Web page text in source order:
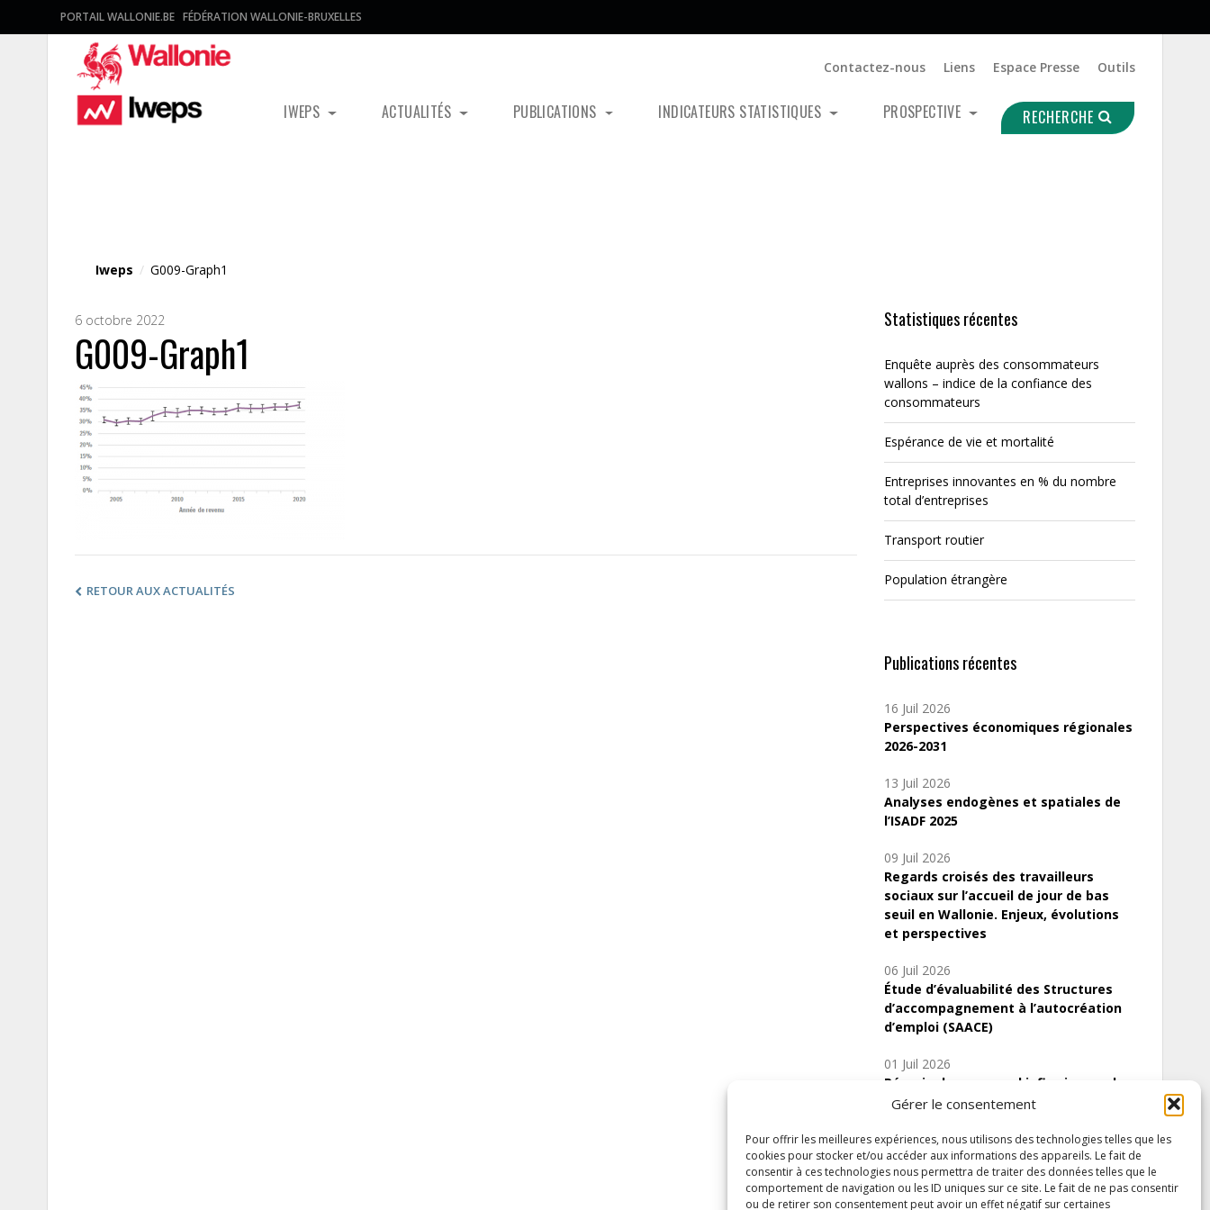
Gérer le consentement
Pour offrir les meilleures expériences, nous utilisons des technologies telles que les
cookies pour stocker et/ou accéder aux informations des appareils. Le fait de
consentir à ces technologies nous permettra de traiter des données telles que le
comportement de navigation ou les ID uniques sur ce site. Le fait de ne pas consentir
ou de retirer son consentement peut avoir un effet négatif sur certaines
PORTAIL WALLONIE.BE FÉDÉRATION WALLONIE-BRUXELLES
Contactez-nous Liens Espace Presse Outils
IWEPS ACTUALITÉS PUBLICATIONS INDICATEURS STATISTIQUES PROSPECTIVE RECHERCHE
Iweps / G009-Graph1
6 octobre 2022
G009-Graph1
RETOUR AUX ACTUALITÉS
Statistiques récentes
Enquête auprès des consommateurs
wallons – indice de la confiance des
consommateurs
Espérance de vie et mortalité
Entreprises innovantes en % du nombre
total d’entreprises
Transport routier
Population étrangère
Publications récentes
16 Juil 2026
Perspectives économiques régionales
2026-2031
13 Juil 2026
Analyses endogènes et spatiales de
l’ISADF 2025
09 Juil 2026
Regards croisés des travailleurs
sociaux sur l’accueil de jour de bas
seuil en Wallonie. Enjeux, évolutions
et perspectives
06 Juil 2026
Étude d’évaluabilité des Structures
d’accompagnement à l’autocréation
d’emploi (SAACE)
01 Juil 2026
Pénurie du personnel infirmier :quels
indicateurs d’offre de soins pour
Inscrivez-vous à notre newsletter